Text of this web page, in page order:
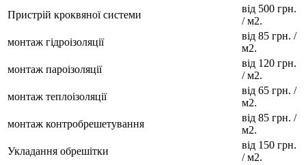
Пристрій кроквяної системи
від 500 грн.
/ м2.
монтаж гідроізоляції
від 85 грн. /
м2.
монтаж пароізоляції
від 120 грн.
/ м2.
монтаж теплоізоляції
від 65 грн. /
м2.
монтаж контробрешетування
від 85 грн. /
м2.
Укладання обрешітки
від 150 грн.
/ м2.